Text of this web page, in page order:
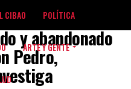
CIBAO POLÍTICA
ARTE Y GENTE
y abandonado
Pedro,